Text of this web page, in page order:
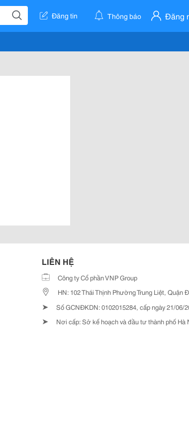
Đăng tin Thông báo Đăng
LIÊN HỆ
Công ty Cổ phần VNP Group
HN: 102 Thái Thịnh Phường Trung Liệt, Quận
➤ Số GCNĐKDN: 0102015284, cấp ngày 21/06/
➤ Nơi cấp: Sở kế hoạch và đầu tư thành phố Hà